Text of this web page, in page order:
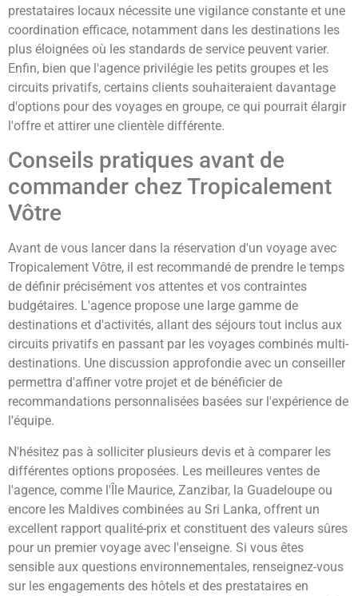
prestataires locaux nécessite une vigilance constante et une
coordination efficace, notamment dans les destinations les
plus éloignées où les standards de service peuvent varier.
Enfin, bien que l'agence privilégie les petits groupes et les
circuits privatifs, certains clients souhaiteraient davantage
d'options pour des voyages en groupe, ce qui pourrait élargir
l'offre et attirer une clientèle différente.
Conseils pratiques avant de
commander chez Tropicalement
Vôtre
Avant de vous lancer dans la réservation d'un voyage avec
Tropicalement Vôtre, il est recommandé de prendre le temps
de définir précisément vos attentes et vos contraintes
budgétaires. L'agence propose une large gamme de
destinations et d'activités, allant des séjours tout inclus aux
circuits privatifs en passant par les voyages combinés multi-
destinations. Une discussion approfondie avec un conseiller
permettra d'affiner votre projet et de bénéficier de
recommandations personnalisées basées sur l'expérience de
l'équipe.
N'hésitez pas à solliciter plusieurs devis et à comparer les
différentes options proposées. Les meilleures ventes de
l'agence, comme l'Île Maurice, Zanzibar, la Guadeloupe ou
encore les Maldives combinées au Sri Lanka, offrent un
excellent rapport qualité-prix et constituent des valeurs sûres
pour un premier voyage avec l'enseigne. Si vous êtes
sensible aux questions environnementales, renseignez-vous
sur les engagements des hôtels et des prestataires en